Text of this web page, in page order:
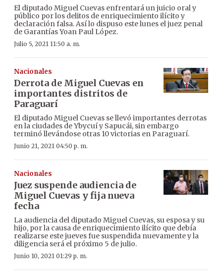
El diputado Miguel Cuevas enfrentará un juicio oral y
público por los delitos de enriquecimiento ilícito y
declaración falsa. Así lo dispuso este lunes el juez penal
de Garantías Yoan Paul López.
Julio 5, 2021 11:50 a. m.
Nacionales
Derrota de Miguel Cuevas en
importantes distritos de
Paraguarí
El diputado Miguel Cuevas se llevó importantes derrotas
en la ciudades de Ybycuí y Sapucái, sin embargo
terminó llevándose otras 10 victorias en Paraguarí.
Junio 21, 2021 04:50 p. m.
Nacionales
Juez suspende audiencia de
Miguel Cuevas y fija nueva
fecha
La audiencia del diputado Miguel Cuevas, su esposa y su
hijo, por la causa de enriquecimiento ilícito que debía
realizarse este jueves fue suspendida nuevamente y la
diligencia será el próximo 5 de julio.
Junio 10, 2021 01:29 p. m.